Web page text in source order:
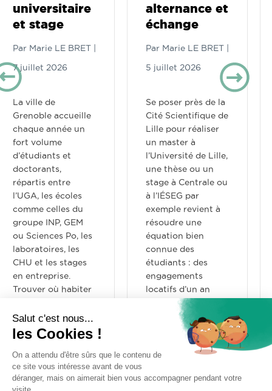
universitaire
et stage
Par Marie LE BRET
7 juillet 2026
La ville de
Grenoble accueille
chaque année un
fort volume
d’étudiants et
doctorants,
répartis entre
l’UGA, les écoles
comme celles du
groupe INP, GEM
ou Sciences Po, les
laboratoires, les
CHU et les stages
en entreprise.
Trouver où habiter
tête pour ces
nouveaux arrivants
alternance et
échange
Par Marie LE BRET
5 juillet 2026
Se poser près de la
Cité Scientifique de
Lille pour réaliser
un master à
l’Université de Lille,
une thèse ou un
stage à Centrale ou
à l’IÉSEG par
exemple revient à
résoudre une
équation bien
connue des
étudiants : des
engagements
locatifs d’un an
pour des séjours
qui ne durent…